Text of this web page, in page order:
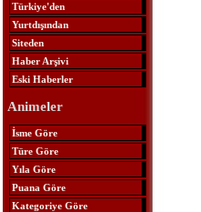
Türkiye'den
Yurtdışından
Siteden
Haber Arşivi
Eski Haberler
Animeler
İsme Göre
Türe Göre
Yıla Göre
Puana Göre
Kategoriye Göre